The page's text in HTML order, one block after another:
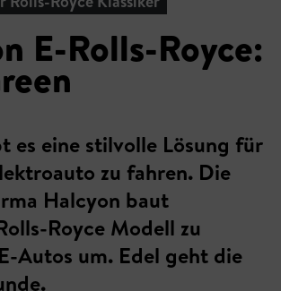
E-Rolls-Royce:
es eine stilvolle Lösung für
zu fahren. Die
Halcyon baut
Royce Modell zu
Autos um. Edel geht die